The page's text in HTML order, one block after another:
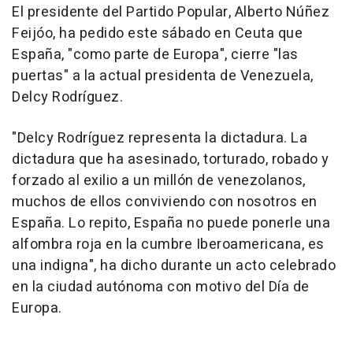
El presidente del Partido Popular, Alberto Núñez
Feijóo, ha pedido este sábado en Ceuta que
España, "como parte de Europa", cierre "las
puertas" a la actual presidenta de Venezuela,
Delcy Rodríguez.
"Delcy Rodríguez representa la dictadura. La
dictadura que ha asesinado, torturado, robado y
forzado al exilio a un millón de venezolanos,
muchos de ellos conviviendo con nosotros en
España. Lo repito, España no puede ponerle una
alfombra roja en la cumbre Iberoamericana, es
una indigna", ha dicho durante un acto celebrado
en la ciudad autónoma con motivo del Día de
Europa.